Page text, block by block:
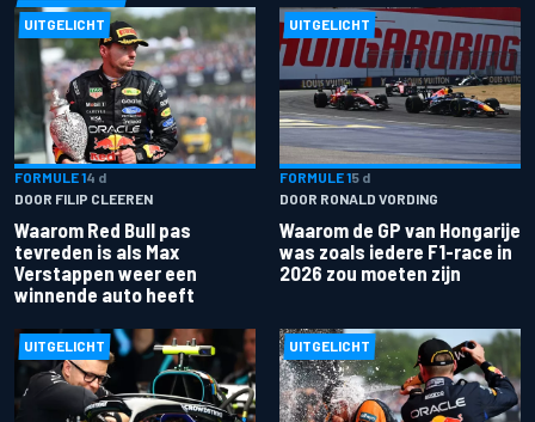
UITGELICHT
FORMULE 14 d
DOOR FILIP CLEEREN
Waarom Red Bull pas
tevreden is als Max
Verstappen weer een
winnende auto heeft
UITGELICHT
FORMULE 15 d
DOOR RONALD VORDING
Waarom de GP van Hongarije
was zoals iedere F1-race in
2026 zou moeten zijn
UITGELICHT UITGELICHT